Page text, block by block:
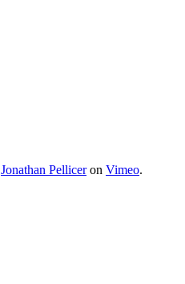
Jonathan Pelliceron Vimeo.